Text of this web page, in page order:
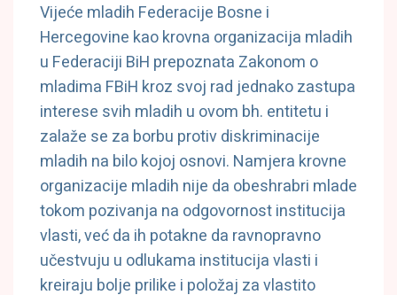
Vijeće mladih Federacije Bosne i
Hercegovine kao krovna organizacija mladih
u Federaciji BiH prepoznata Zakonom o
mladima FBiH kroz svoj rad jednako zastupa
interese svih mladih u ovom bh. entitetu i
zalaže se za borbu protiv diskriminacije
mladih na bilo kojoj osnovi. Namjera krovne
organizacije mladih nije da obeshrabri mlade
tokom pozivanja na odgovornost institucija
vlasti, već da ih potakne da ravnopravno
učestvuju u odlukama institucija vlasti i
kreiraju bolje prilike i položaj za vlastito